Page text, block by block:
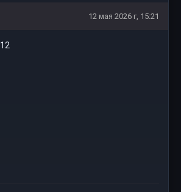
12 мая 2026 г, 15:21
12